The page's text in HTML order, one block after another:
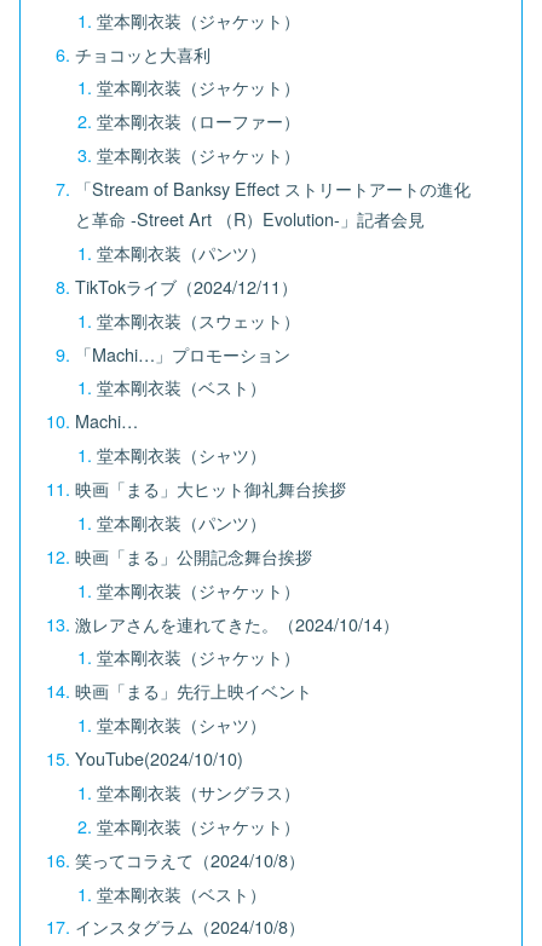
堂本剛衣装（ジャケット）
チョコッと大喜利
堂本剛衣装（ジャケット）
堂本剛衣装（ローファー）
堂本剛衣装（ジャケット）
「Stream of Banksy Effect ストリートアートの進化
と革命 -Street Art （R）Evolution-」記者会見
堂本剛衣装（パンツ）
TikTokライブ（2024/12/11）
堂本剛衣装（スウェット）
「Machi…」プロモーション
堂本剛衣装（ベスト）
Machi…
堂本剛衣装（シャツ）
映画「まる」大ヒット御礼舞台挨拶
堂本剛衣装（パンツ）
映画「まる」公開記念舞台挨拶
堂本剛衣装（ジャケット）
激レアさんを連れてきた。（2024/10/14）
堂本剛衣装（ジャケット）
映画「まる」先行上映イベント
堂本剛衣装（シャツ）
YouTube(2024/10/10)
堂本剛衣装（サングラス）
堂本剛衣装（ジャケット）
笑ってコラえて（2024/10/8）
堂本剛衣装（ベスト）
インスタグラム（2024/10/8）